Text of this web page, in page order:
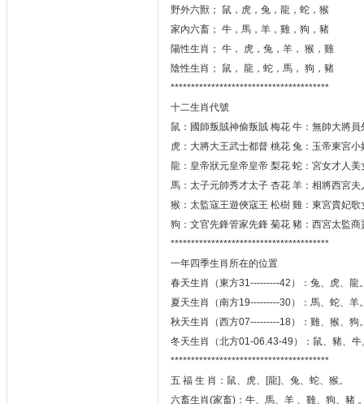
野外六獸； 鼠，虎，兔，龍，蛇，猴
家內六畜； 牛，馬，羊，雞，狗，豬
陽性生肖； 牛， 虎，兔，羊， 猴，雞
陰性生肖； 鼠， 龍，蛇，馬， 狗，豬
***************************************
十二生肖代號
鼠：國師叛賊神偷叛賊 梅花 牛：無帥大將員
虎：大將大王武士都督 桃花 兔：玉帝東宮小
龍：皇帝狀元皇帝皇帝 梨花 蛇：宮女才人美
馬：太子元帥秀才太子 杏花 羊：相將西宮夫
猴：太監寇王遊俠寇王 松樹 雞：東宮貴妃歌
狗：文官先鋒管家先鋒 菊花 豬：西宮太監商
***************************************
一年四季生肖所在的位置
春天生肖（東方31---------42）：兔、虎、龍
夏天生肖（南方19---------30）：馬、蛇、羊
秋天生肖（西方07---------18）：雞、猴、狗
冬天生肖（北方01-06.43-49）：鼠、豬、牛
***************************************
五 福 生 肖：鼠、虎、[龍]、兔、蛇、猴。
六畜生肖(家畜)：牛、馬、羊 、雞、狗、豬